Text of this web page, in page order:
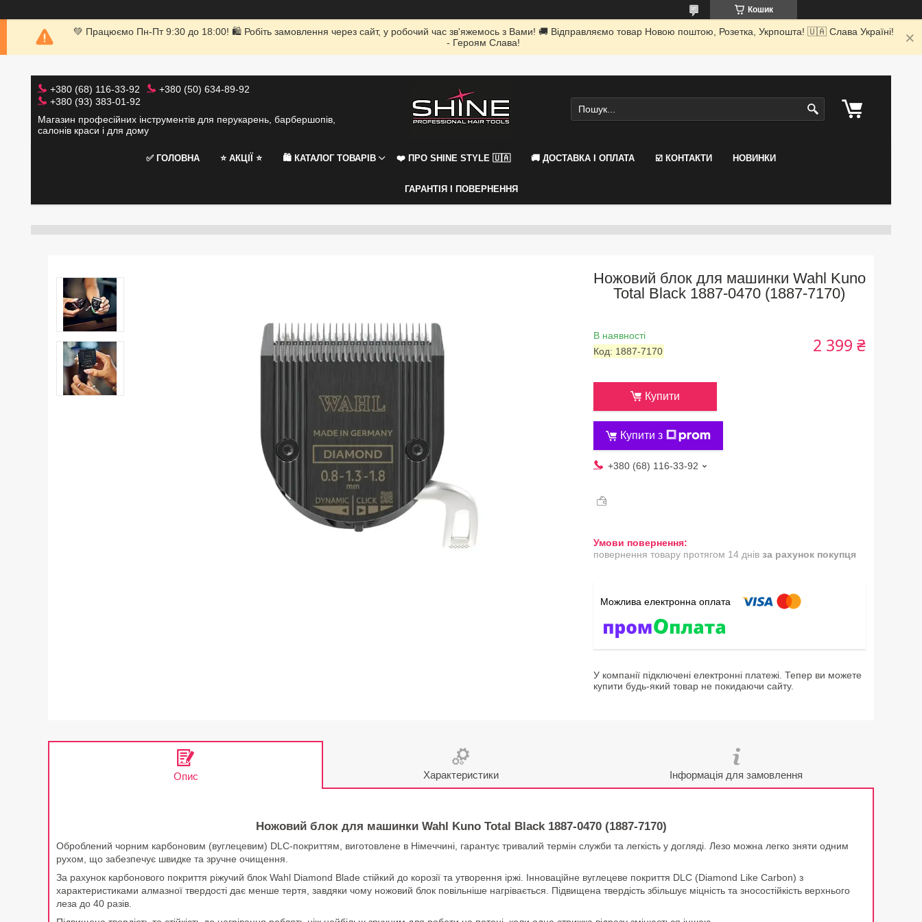
Кошик
💚 Працюємо Пн-Пт 9:30 до 18:00! 🛍 Робіть замовлення через сайт, у робочий час зв'яжемось з Вами! 🚚 Відправляємо товар Новою поштою, Розетка, Укрпошта! 🇺🇦 Слава Україні!
- Героям Слава!
+380 (68) 116-33-92
+380 (50) 634-89-92
+380 (93) 383-01-92
Магазин професійних інструментів для перукарень, барбершопів,
салонів краси і для дому
✅ ГОЛОВНА ⭐️ АКЦІЇ ⭐️ 🛍 КАТАЛОГ ТОВАРІВ ❤️ ПРО SHINE STYLE 🇺🇦 🚚 ДОСТАВКА І ОПЛАТА ☑️ КОНТАКТИ НОВИНКИ
ГАРАНТІЯ І ПОВЕРНЕННЯ
Ножовий блок для машинки Wahl Kuno
Total Black 1887-0470 (1887-7170)
В наявності
Код: 1887-7170 2 399 ₴
Купити
Купити з
+380 (68) 116-33-92
повернення товару протягом 14 днів за рахунок покупця
У компанії підключені електронні платежі. Тепер ви можете
купити будь-який товар не покидаючи сайту.
Опис Характеристики Інформація для замовлення
Ножовий блок для машинки Wahl Kuno Total Black 1887-0470 (1887-7170)
Оброблений чорним карбоновим (вуглецевим) DLC-покриттям, виготовлене в Німеччині, гарантує тривалий термін служби та легкість у догляді. Лезо можна легко зняти одним
рухом, що забезпечує швидке та зручне очищення.
За рахунок карбонового покриття ріжучий блок Wahl Diamond Blade стійкий до корозії та утворення іржі. Інноваційне вуглецеве покриття DLC (Diamond Like Carbon) з
характеристиками алмазної твердості дає менше тертя, завдяки чому ножовий блок повільніше нагрівається. Підвищена твердість збільшує міцність та зносостійкість верхнього
леза до 40 разів.